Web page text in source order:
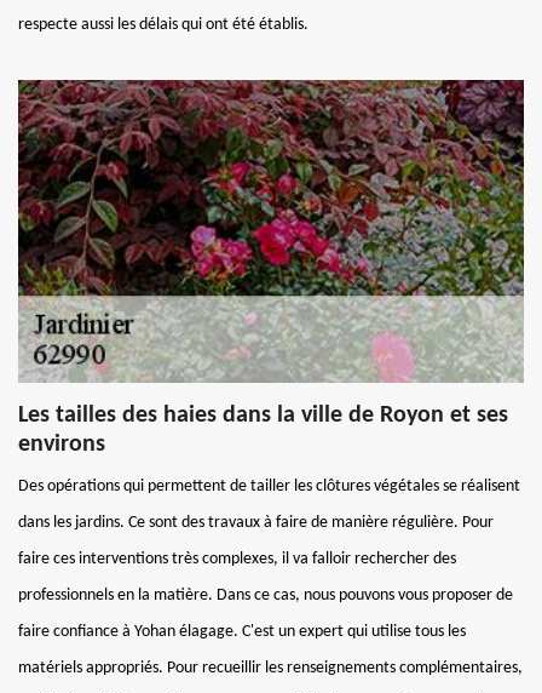
respecte aussi les délais qui ont été établis.
Les tailles des haies dans la ville de Royon et ses
environs
Des opérations qui permettent de tailler les clôtures végétales se réalisent
dans les jardins. Ce sont des travaux à faire de manière régulière. Pour
faire ces interventions très complexes, il va falloir rechercher des
professionnels en la matière. Dans ce cas, nous pouvons vous proposer de
faire confiance à Yohan élagage. C'est un expert qui utilise tous les
matériels appropriés. Pour recueillir les renseignements complémentaires,